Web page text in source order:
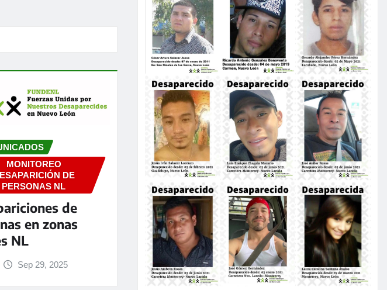
MONITOREO
DE
PERSONAS NL
de
en zonas
NL
Sep 29, 2025